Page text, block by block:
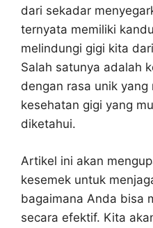
dari sekadar
ternyata memiliki
melindungi gigi kita
Salah satunya adalah
dengan rasa unik yang
kesehatan gigi yang
diketahui.
Artikel ini akan
kesemek untuk
bagaimana Anda bisa
secara efektif. Kita